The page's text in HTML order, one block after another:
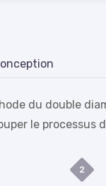
du double
le processus